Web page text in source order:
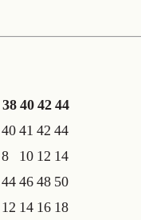
38 40 42 44
40 41 42 44
8 10 12 14
44 46 48 50
12 14 16 18